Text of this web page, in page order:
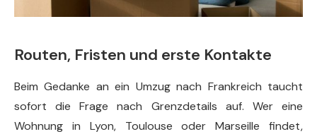
Routen, Fristen und erste Kontakte
Beim Gedanke an ein Umzug nach Frankreich taucht
sofort die Frage nach Grenzdetails auf. Wer eine
Wohnung in Lyon, Toulouse oder Marseille findet,